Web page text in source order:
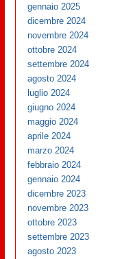
gennaio 2025
dicembre 2024
novembre 2024
ottobre 2024
settembre 2024
agosto 2024
luglio 2024
giugno 2024
maggio 2024
aprile 2024
marzo 2024
febbraio 2024
gennaio 2024
dicembre 2023
novembre 2023
ottobre 2023
settembre 2023
agosto 2023